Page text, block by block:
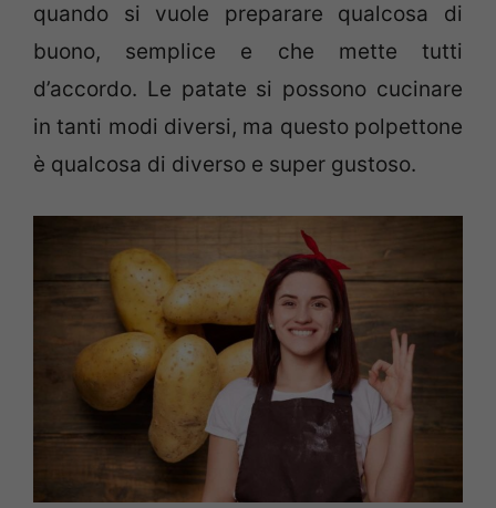
quando si vuole preparare qualcosa di
buono, semplice e che mette tutti
d’accordo. Le patate si possono cucinare
in tanti modi diversi, ma questo polpettone
è qualcosa di diverso e super gustoso.